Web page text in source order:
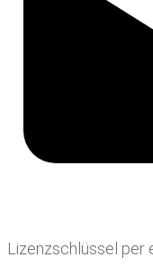
Lizenzschlüssel per